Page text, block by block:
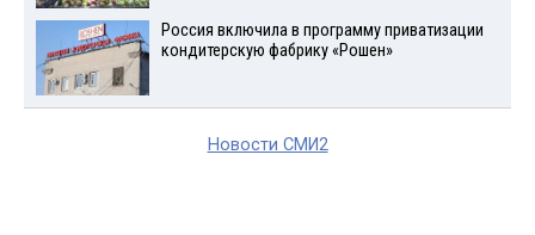
Россия включила в программу приватизации
кондитерскую фабрику «Рошен»
Новости СМИ2